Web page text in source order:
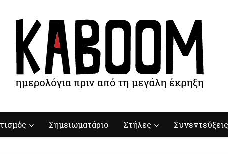
Σημειωματάριο Στήλες Συνεντεύξεις